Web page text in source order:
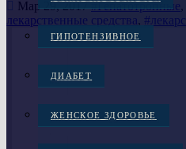
ГИПОТЕНЗИВНОЕ
ДИАБЕТ
ЖЕНСКОЕ ЗДОРОВЬЕ
Мар 29, 2017#Гепатотропные,
лекарственные средства,